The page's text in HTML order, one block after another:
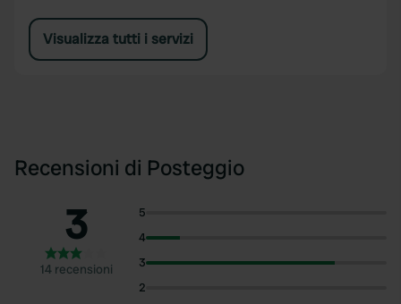
Visualizza tutti i servizi
Recensioni di Posteggio
3
14 recensioni
5
4
3
2